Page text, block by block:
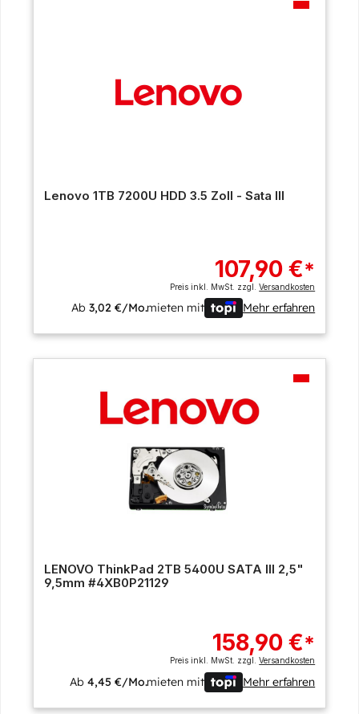
Lenovo 1TB 7200U HDD 3.5 Zoll - Sata III
107,90 €*
Preis inkl. MwSt. zzgl.Versandkosten
Ab3,02 €/Mo.mieten mit Mehr erfahren
LENOVO ThinkPad 2TB 5400U SATA III 2,5"
9,5mm #4XB0P21129
158,90 €*
Preis inkl. MwSt. zzgl.Versandkosten
Ab4,45 €/Mo.mieten mit Mehr erfahren